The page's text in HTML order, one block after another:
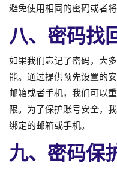
避免使用相同的密码或者
八、密码找
如果我们忘记了密码，大
能。通过提供预先设置的
邮箱或者手机，我们可以
限。为了保护账号安全，
绑定的邮箱或手机。
九、密码保